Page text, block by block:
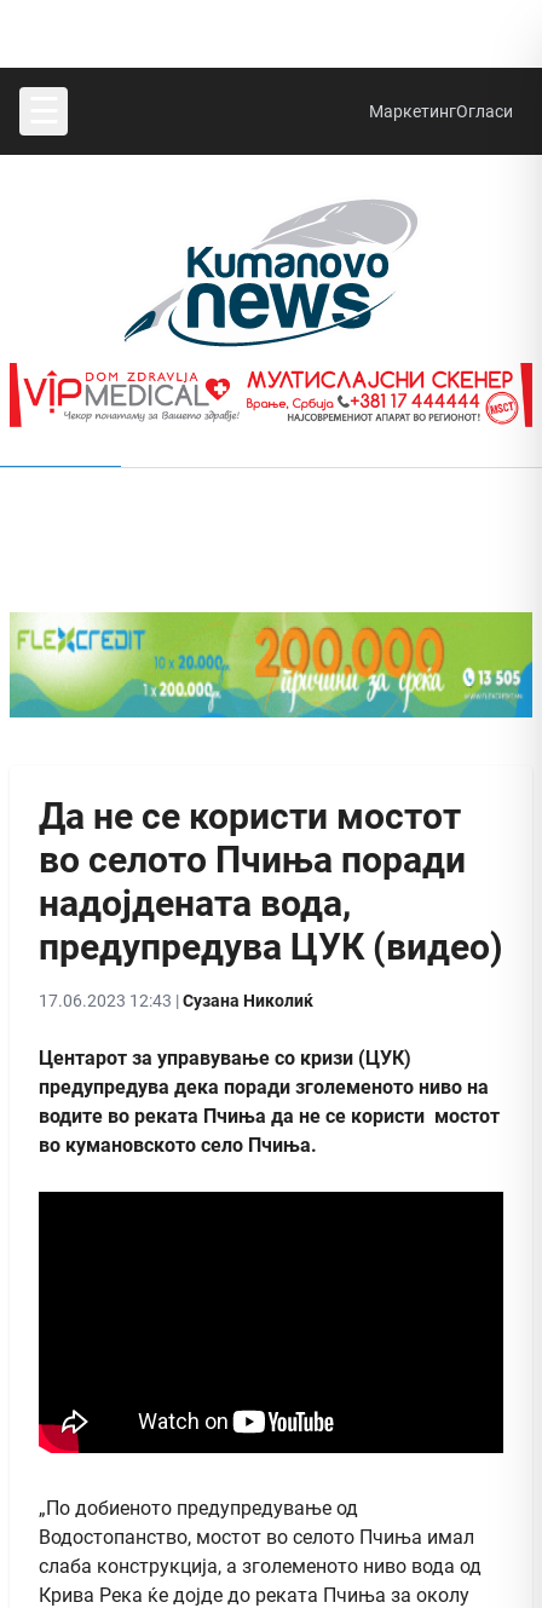
МаркетингОгласи
Да не се користи мостот
во селото Пчиња поради
надојдената вода,
предупредува ЦУК (видео)
17.06.2023 12:43 |Сузана Николиќ
Центарот за управување со кризи (ЦУК)
предупредува дека поради зголеменото ниво на
водите во реката Пчиња да не се користи мостот
во кумановското село Пчиња.
„По добиеното предупредување од
Водостопанство, мостот во селото Пчиња имал
слаба конструкција, а зголеменото ниво вода од
Крива Река ќе дојде до реката Пчиња за околу